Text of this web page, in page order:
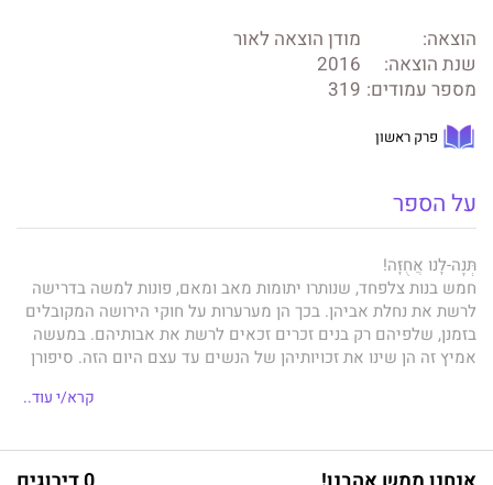
הוצאה:
מודן הוצאה לאור
שנת הוצאה:
2016
מספר עמודים: 319
פרק ראשון
על הספר
תְּנָה-לָּנוּ אֲחֻזָּה!
חמש בנות צלפחד, שנותרו יתומות מאב ומאם, פונות למשה בדרישה
לרשת את נחלת אביהן. בכך הן מערערות על חוקי הירושה המקובלים
בזמנן, שלפיהם רק בנים זכרים זכאים לרשת את אבותיהם. במעשה
אמיץ זה הן שינו את זכויותיהן של הנשים עד עצם היום הזה. סיפורן
שבחייה?
מהם הסודות האפלים שמנסים אהוביהן של חוגלה ומילכה להסתיר
קרא/י עוד..